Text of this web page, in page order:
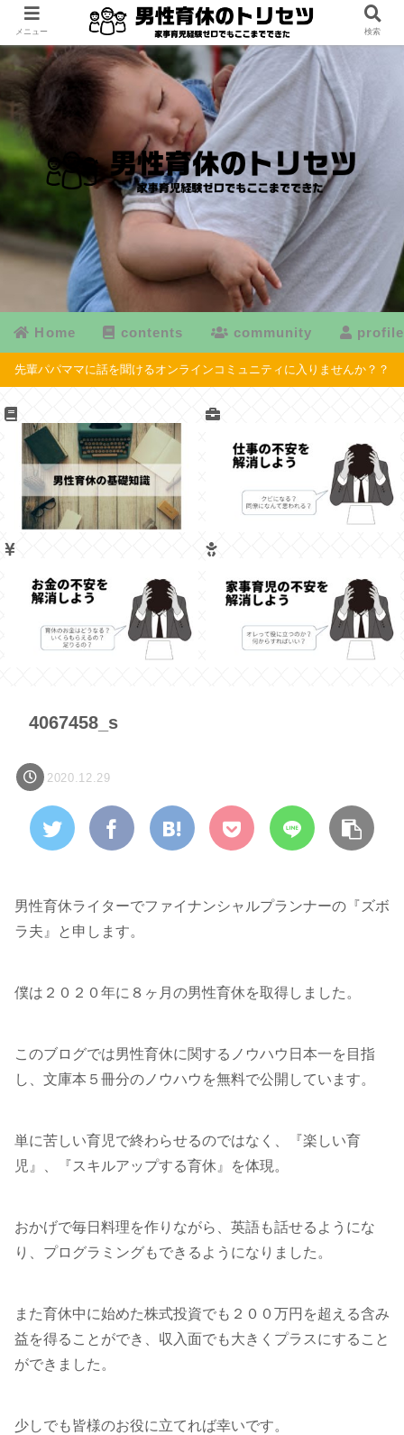
Home contents community profile
先輩パパママに話を聞けるオンラインコミュニティに入りませんか？？
4067458_s
2020.12.29
男性育休ライターでファイナンシャルプランナーの『ズボ
ラ夫』と申します。
僕は２０２０年に８ヶ月の男性育休を取得しました。
このブログでは男性育休に関するノウハウ日本一を目指
し、文庫本５冊分のノウハウを無料で公開しています。
単に苦しい育児で終わらせるのではなく、『楽しい育
児』、『スキルアップする育休』を体現。
おかげで毎日料理を作りながら、英語も話せるようにな
り、プログラミングもできるようになりました。
また育休中に始めた株式投資でも２００万円を超える含み
益を得ることができ、収入面でも大きくプラスにすること
ができました。
少しでも皆様のお役に立てれば幸いです。
メニュー 検索